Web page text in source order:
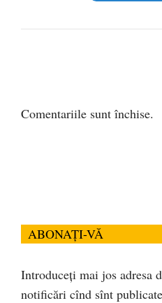
Comentariile sunt închise.
ABONAȚI-VĂ
Introduceți mai jos adresa
notificări cînd sînt